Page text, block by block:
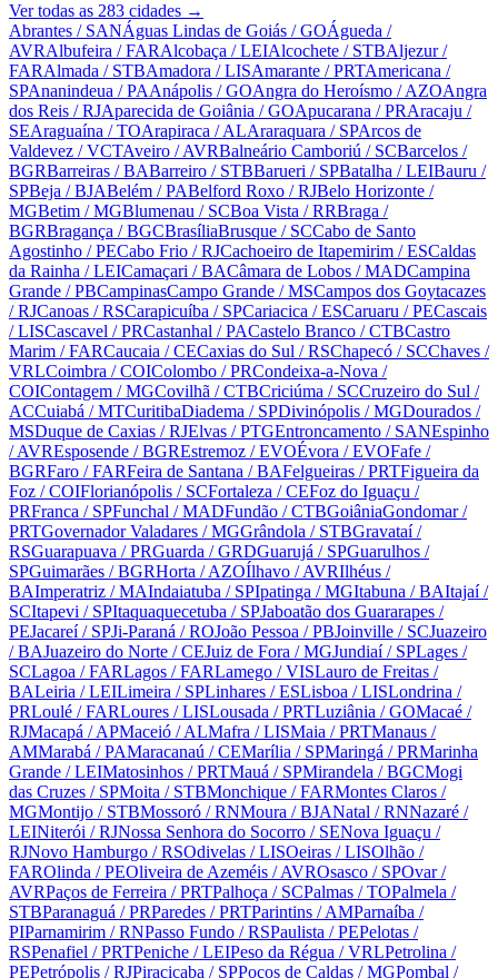
Ver todas as 283 cidades →
Abrantes / SANÁguas Lindas de Goiás / GOÁgueda /
AVRAlbufeira / FARAlcobaça / LEIAlcochete / STBAljezur/
FARAlmada / STBAmadora / LISAmarante / PRTAmericana /
SPAnanindeua / PAAnápolis / GOAngra do Heroísmo / AZOAngra
dos Reis / RJAparecida de Goiânia / GOApucarana / PRAracaju /
SEAraguaína / TOArapiraca / ALAraraquara / SPArcos de
Valdevez / VCTAveiro / AVRBalneário Camboriú / SCBarcelos /
BGRBarreiras / BABarreiro / STBBarueri / SPBatalha / LEIBauru /
SPBeja / BJABelém / PABelford Roxo / RJBelo Horizonte /
MGBetim / MGBlumenau / SCBoa Vista / RRBraga /
BGRBragança / BGCBrasíliaBrusque / SCCabo de Santo
Agostinho / PECabo Frio / RJCachoeiro de Itapemirim / ESCaldas
da Rainha / LEICamaçari / BACâmara de Lobos / MADCampina
Grande / PBCampinasCampo Grande / MSCampos dos Goytacazes
/ RJCanoas / RSCarapicuíba / SPCariacica / ESCaruaru / PECascais
/ LISCascavel / PRCastanhal / PACastelo Branco / CTBCastro
Marim / FARCaucaia / CECaxias do Sul / RSChapecó / SCChaves /
VRLCoimbra / COIColombo / PRCondeixa-a-Nova /
COIContagem / MGCovilhã / CTBCriciúma / SCCruzeiro do Sul /
ACCuiabá / MTCuritibaDiadema / SPDivinópolis / MGDourados /
MSDuque de Caxias / RJElvas / PTGEntroncamento / SANEspinho
/ AVREsposende / BGREstremoz / EVOÉvora / EVOFafe /
BGRFaro / FARFeira de Santana / BAFelgueiras / PRTFigueira da
Foz / COIFlorianópolis / SCFortaleza / CEFoz do Iguaçu /
PRFranca / SPFunchal / MADFundão / CTBGoiâniaGondomar/
PRTGovernador Valadares / MGGrândola / STBGravataí/
RSGuarapuava / PRGuarda / GRDGuarujá / SPGuarulhos /
SPGuimarães / BGRHorta / AZOÍlhavo / AVRIlhéus /
BAImperatriz / MAIndaiatuba / SPIpatinga / MGItabuna / BAItajaí/
SCItapevi / SPItaquaquecetuba / SPJaboatão dos Guararapes /
PEJacareí/ SPJi-Paraná / ROJoão Pessoa / PBJoinville / SCJuazeiro
/ BAJuazeiro do Norte / CEJuiz de Fora / MGJundiaí/ SPLages /
SCLagoa / FARLagos / FARLamego / VISLauro de Freitas /
BALeiria / LEILimeira / SPLinhares / ESLisboa / LISLondrina /
PRLoulé / FARLoures / LISLousada / PRTLuziânia / GOMacaé /
RJMacapá / APMaceió / ALMafra / LISMaia / PRTManaus /
AMMarabá / PAMaracanaú / CEMarília / SPMaringá / PRMarinha
Grande / LEIMatosinhos / PRTMauá / SPMirandela / BGCMogi
das Cruzes / SPMoita / STBMonchique / FARMontes Claros /
MGMontijo / STBMossoró / RNMoura / BJANatal / RNNazaré /
LEINiterói / RJNossa Senhora do Socorro / SENova Iguaçu /
RJNovo Hamburgo / RSOdivelas / LISOeiras / LISOlhão /
FAROlinda / PEOliveira de Azeméis / AVROsasco / SPOvar/
AVRPaços de Ferreira / PRTPalhoça / SCPalmas / TOPalmela /
STBParanaguá / PRParedes / PRTParintins / AMParnaíba /
PIParnamirim / RNPasso Fundo / RSPaulista / PEPelotas /
RSPenafiel / PRTPeniche / LEIPeso da Régua / VRLPetrolina /
PEPetrópolis / RJPiracicaba / SPPoços de Caldas / MGPombal /